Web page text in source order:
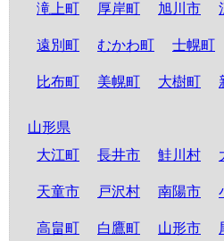
滝上町 厚岸町 旭川市
遠別町 むかわ町 士幌町
比布町 美幌町 大樹町
山形県
大江町
長井市 鮭川村
天童市 戸沢村 南陽市
高畠町 白鷹町 山形市